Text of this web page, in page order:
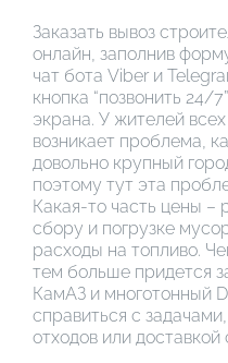
Заказать вывоз
онлайн, заполнив
чат бота Viber и
кнопка “позвонить 24/
экрана. У жителей
возникает проблема,
довольно крупный
поэтому тут эта
Какая-то часть цены –
сбору и погрузке
расходы на топливо.
тем больше придется
КамАЗ и многотонный
справиться с
отходов или